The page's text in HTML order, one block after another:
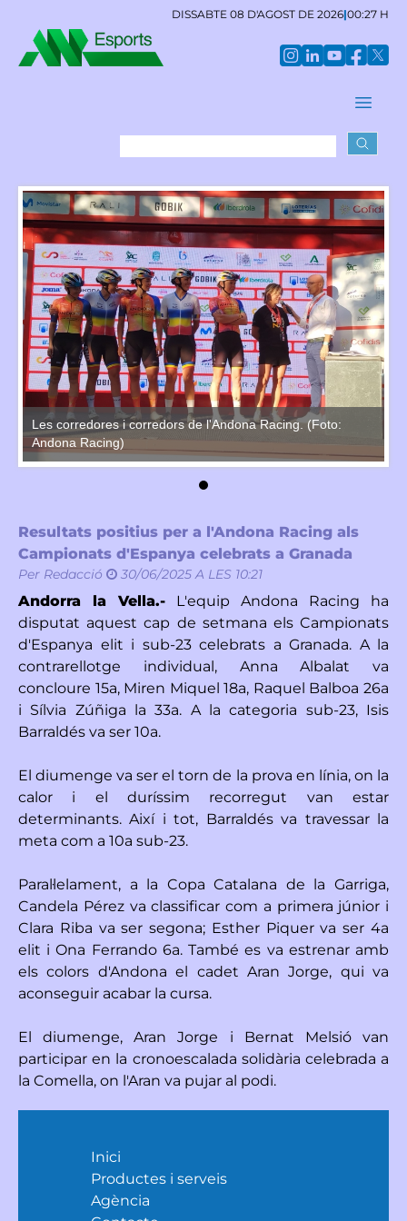
DISSABTE 08 D'AGOST DE 2026|00:27 H
Les corredores i corredors de l'Andona Racing. (Foto:
Andona Racing)
Resultats positius per a l'Andona Racing als
Campionats d'Espanya celebrats a Granada
Per Redacció 30/06/2025 A LES 10:21
Andorra la Vella.- L'equip Andona Racing ha
disputat aquest cap de setmana els Campionats
d'Espanya elit i sub-23 celebrats a Granada. A la
contrarellotge individual, Anna Albalat va
concloure 15a, Miren Miquel 18a, Raquel Balboa 26a
i Sílvia Zúñiga la 33a. A la categoria sub-23, Isis
Barraldés va ser 10a.
El diumenge va ser el torn de la prova en línia, on la
calor i el duríssim recorregut van estar
determinants. Així i tot, Barraldés va travessar la
meta com a 10a sub-23.
Paral·lelament, a la Copa Catalana de la Garriga,
Candela Pérez va classificar com a primera júnior i
Clara Riba va ser segona; Esther Piquer va ser 4a
elit i Ona Ferrando 6a. També es va estrenar amb
els colors d'Andona el cadet Aran Jorge, qui va
aconseguir acabar la cursa.
El diumenge, Aran Jorge i Bernat Melsió van
participar en la cronoescalada solidària celebrada a
la Comella, on l'Aran va pujar al podi.
Inici
Productes i serveis
Agència